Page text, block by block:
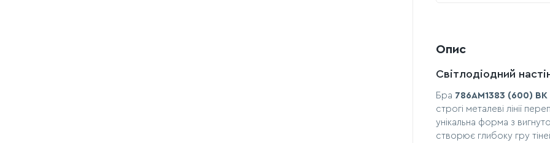
Опис
Світлодіодний
Бра 786AM1383 (600) BK
строгі металеві лінії
унікальна форма з
створює глибоку гру